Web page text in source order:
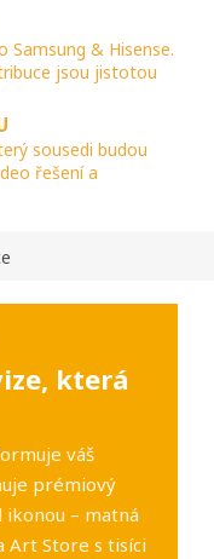
Samsung & Hisense.
jsou jistotou
sousedi budou
řešení a
která
váš
prémiový
– matná
Art Store s tisíci